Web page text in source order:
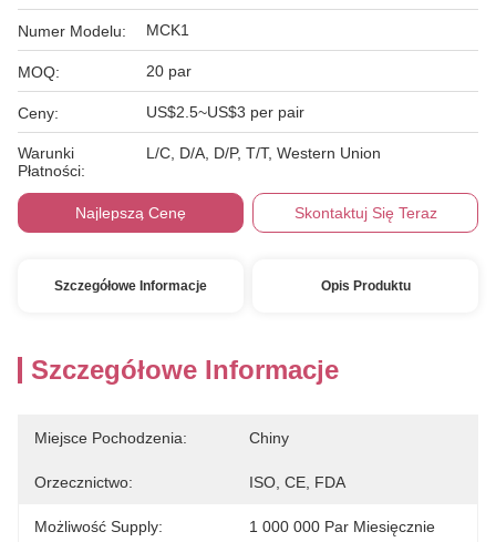
Numer Modelu: MCK1
MOQ: 20 par
Ceny: US$2.5~US$3 per pair
Warunki
Płatności:
L/C, D/A, D/P, T/T, Western Union
Najlepszą Cenę Skontaktuj Się Teraz
Szczegółowe Informacje Opis Produktu
Szczegółowe Informacje
Miejsce Pochodzenia: Chiny
Orzecznictwo: ISO, CE, FDA
Możliwość Supply: 1 000 000 Par Miesięcznie